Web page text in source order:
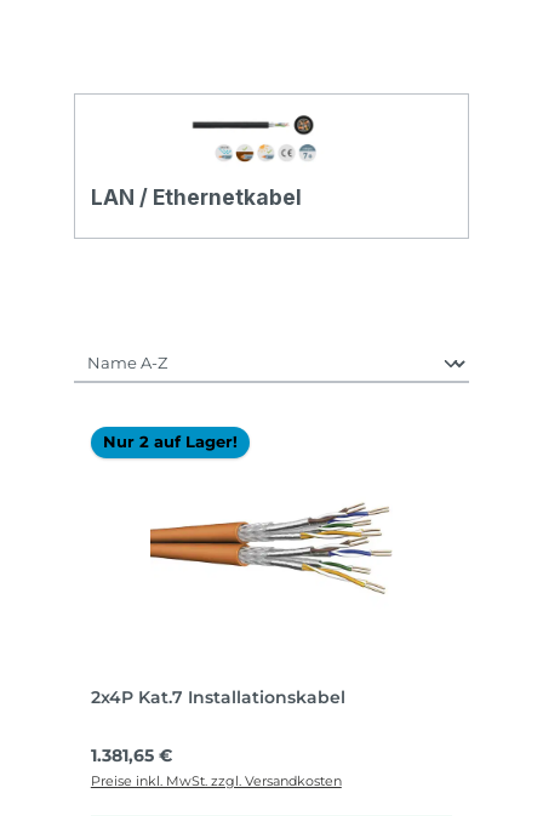
LAN / Ethernetkabel
Nur 2 auf Lager!
2x4P Kat.7 Installationskabel
Regulärer Preis:
1.381,65 €
Preise inkl. MwSt. zzgl. Versandkosten